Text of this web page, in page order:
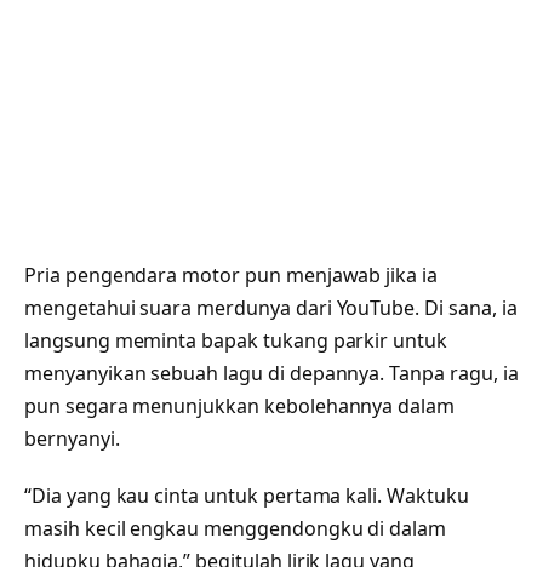
Pria pengendara motor pun menjawab jika ia
mengetahui suara merdunya dari YouTube. Di sana, ia
langsung meminta bapak tukang parkir untuk
menyanyikan sebuah lagu di depannya. Tanpa ragu, ia
pun segara menunjukkan kebolehannya dalam
bernyanyi.
“Dia yang kau cinta untuk pertama kali. Waktuku
masih kecil engkau menggendongku di dalam
hidupku bahagia,” begitulah lirik lagu yang